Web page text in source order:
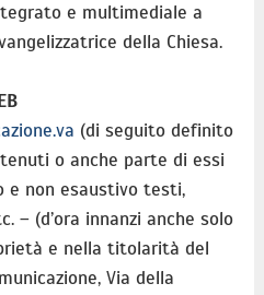
e multimediale a
della Chiesa.
(di seguito definito
o anche parte di essi
non esaustivo testi,
– (d’ora innanzi anche solo
e nella titolarità del
Via della